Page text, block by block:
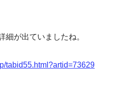
細が出ていましたね。
tabid55.html?artid=73629